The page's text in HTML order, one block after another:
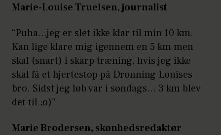
Marie-Louise Truelsen, journalist
“Puha…jeg er slet ikke klar til min 10 km.
Kan lige klare mig igennem en 5 km men
skal (snart) i skarp træning, hvis jeg ikke
skal få et hjertestop på Dronning Louises
bro. Sidst jeg løb var i søndags… 3 km blev
det til ;o)”
Marie Brodersen, skønhedsredaktør